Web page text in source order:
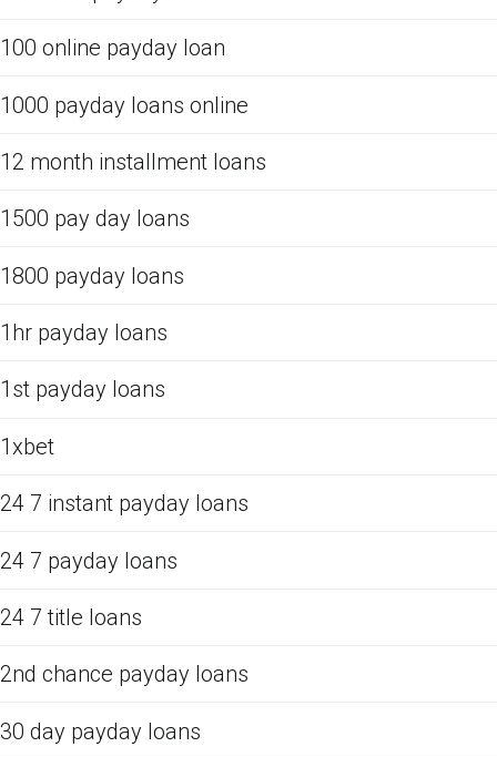
100 online payday loan
1000 payday loans online
12 month installment loans
1500 pay day loans
1800 payday loans
1hr payday loans
1st payday loans
1xbet
24 7 instant payday loans
24 7 payday loans
24 7 title loans
2nd chance payday loans
30 day payday loans